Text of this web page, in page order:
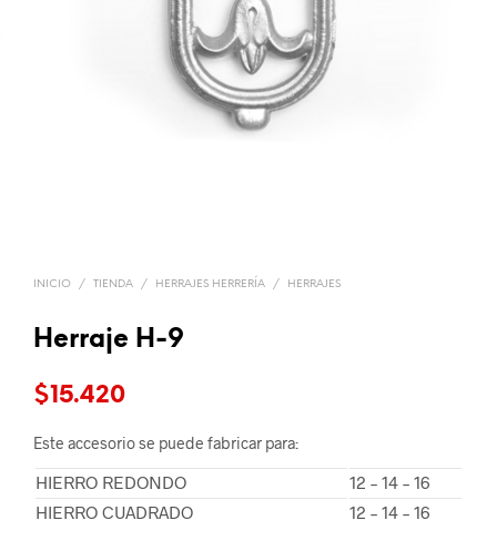
INICIO / TIENDA / HERRAJES HERRERÍA / HERRAJES
Herraje H-9
$15.420
Este accesorio se puede fabricar para:
HIERRO REDONDO
12 – 14 – 16
HIERRO CUADRADO
12 – 14 – 16